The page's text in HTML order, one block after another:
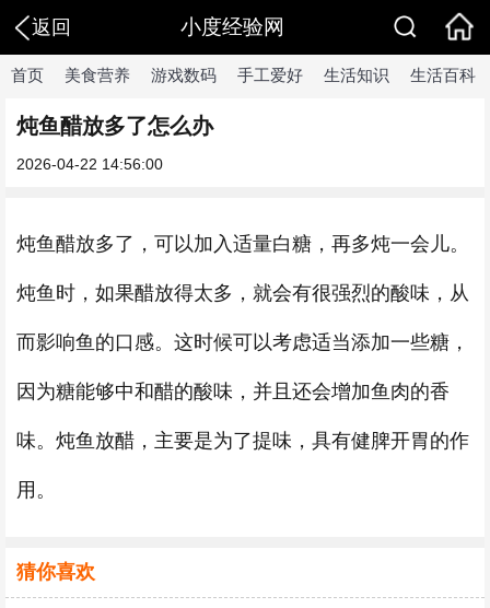
返回 小度经验网
首页 美食营养 游戏数码 手工爱好 生活知识 生活百科
炖鱼醋放多了怎么办
2026-04-22 14:56:00
炖鱼醋放多了，可以加入适量白糖，再多炖一会儿。
炖鱼时，如果醋放得太多，就会有很强烈的酸味，从
而影响鱼的口感。这时候可以考虑适当添加一些糖，
因为糖能够中和醋的酸味，并且还会增加鱼肉的香
味。炖鱼放醋，主要是为了提味，具有健脾开胃的作
用。
猜你喜欢